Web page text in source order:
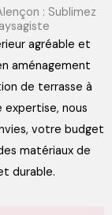
: Sublimez
agréable et
aménagement
de terrasse à
expertise, nous
votre budget
matériaux de
durable.